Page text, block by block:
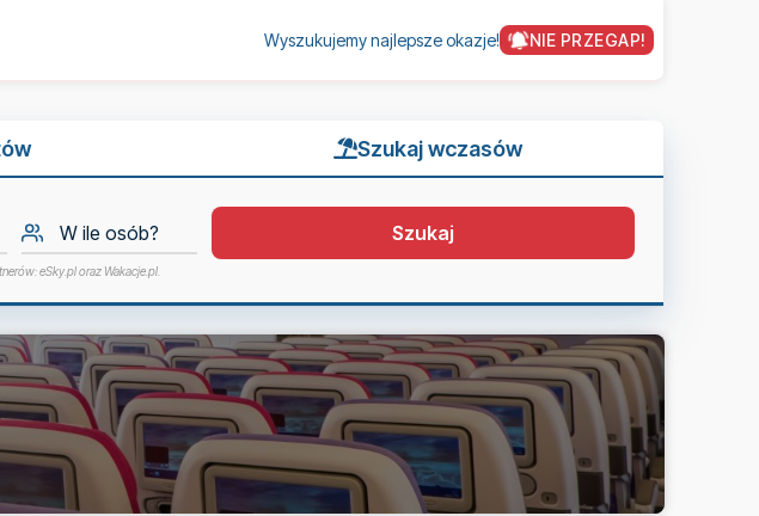
Wyszukujemy najlepsze okazje! NIE PRZEGAP!
Szukaj wczasów
W ile osób? Szukaj
eSky.pl oraz Wakacje.pl.